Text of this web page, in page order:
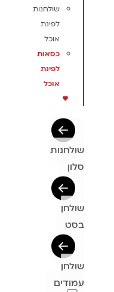
שולחנות
לפינת
אוכל
כסאות
לפינת
אוכל
שולחנות
סלון
שולחן
בסט
שולחן
עמודים